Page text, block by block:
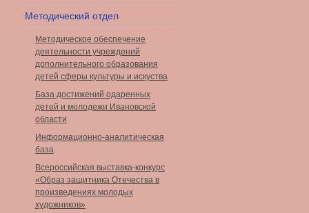
Методический отдел
Методическое обеспечение
деятельности учреждений
дополнительного образования
детей сферы культуры и искуства
База достижений одаренных
детей и молодежи Ивановской
области
Информационно-аналитическая
база
Всероссийская выставка-конкурс
«Образ защитника Отечества в
произведениях молодых
художников»